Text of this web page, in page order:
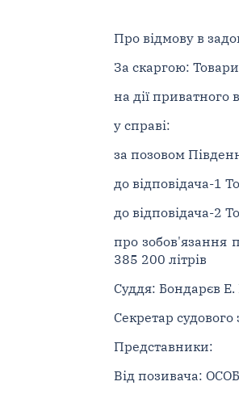
Про відмову в
За скаргою:
на дії приватного
у справі:
за позовом
до відповідача-1
до відповідача-2
про зобов'язання
385 200 літрів
Суддя: Бондарєв
Секретар
Представники:
Від позивача: